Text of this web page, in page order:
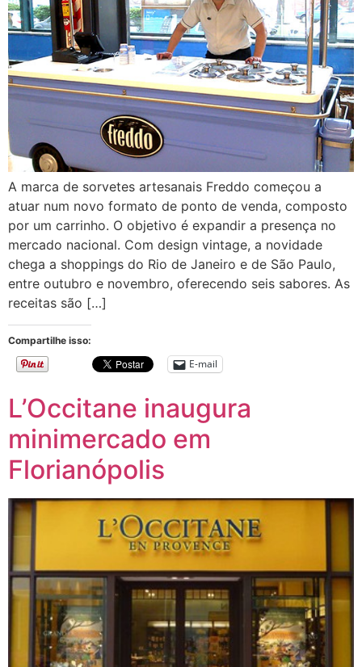
A marca de sorvetes artesanais Freddo começou a
atuar num novo formato de ponto de venda, composto
por um carrinho. O objetivo é expandir a presença no
mercado nacional. Com design vintage, a novidade
chega a shoppings do Rio de Janeiro e de São Paulo,
entre outubro e novembro, oferecendo seis sabores. As
receitas são […]
Compartilhe isso:
E-mail
L’Occitane inaugura
minimercado em
Florianópolis